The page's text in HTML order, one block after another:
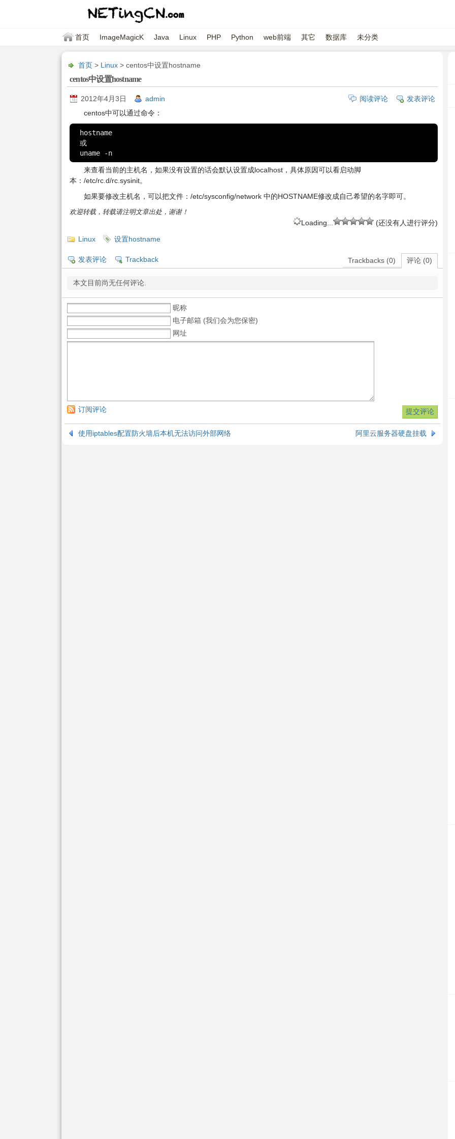
首页 ImageMagicK Java Linux PHP Python web前端 其它 数据库 未分类
首页 > Linux > centos中设置hostname
centos中设置hostname
2012年4月3日 admin 发表评论
阅读评论
centos中可以通过命令：
hostname
或
来查看当前的主机名，如果没有设置的话会默认设置成localhost，具体原因可以看启动脚
本：/etc/rc.d/rc.sysinit。
如果要修改主机名，可以把文件：/etc/sysconfig/network 中的HOSTNAME修改成自己希望的名字即可。
欢迎转载，转载请注明文章出处，谢谢！
(还没有人进行评分)
Loading...
Linux
设置hostname
评论 (0)
Trackbacks (0)
发表评论 Trackback
本文目前尚无任何评论.
昵称
电子邮箱 (我们会为您保密)
网址
订阅评论
使用iptables配置防火墙后本机无法访问外部网络 阿里云服务器硬盘挂载